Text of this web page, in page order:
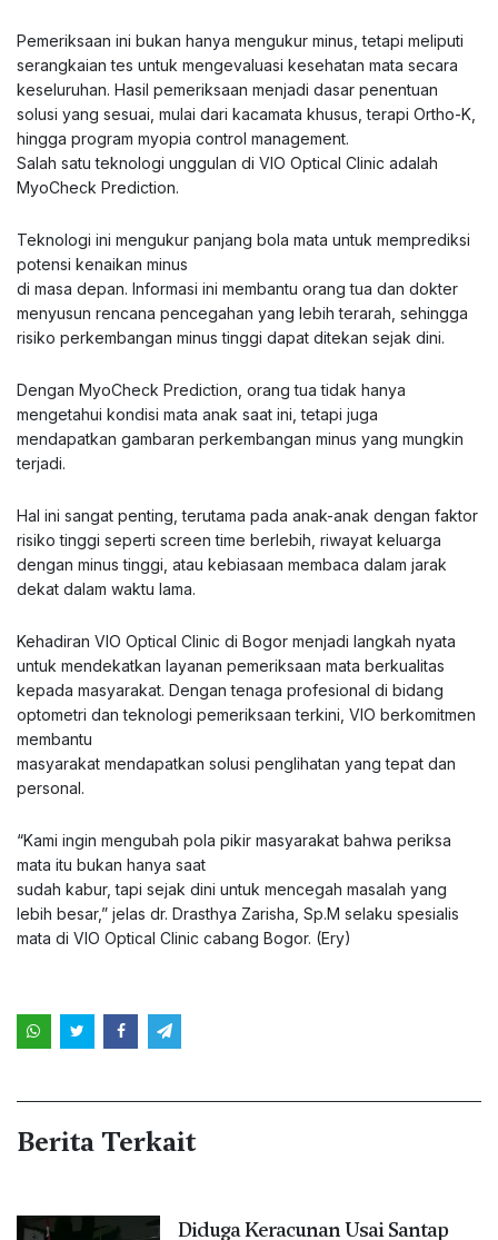
Pemeriksaan ini bukan hanya mengukur minus, tetapi meliputi
serangkaian tes untuk mengevaluasi kesehatan mata secara
keseluruhan. Hasil pemeriksaan menjadi dasar penentuan
solusi yang sesuai, mulai dari kacamata khusus, terapi Ortho-K,
hingga program myopia control management.
Salah satu teknologi unggulan di VIO Optical Clinic adalah
MyoCheck Prediction.
Teknologi ini mengukur panjang bola mata untuk memprediksi
potensi kenaikan minus
di masa depan. Informasi ini membantu orang tua dan dokter
menyusun rencana pencegahan yang lebih terarah, sehingga
risiko perkembangan minus tinggi dapat ditekan sejak dini.
Dengan MyoCheck Prediction, orang tua tidak hanya
mengetahui kondisi mata anak saat ini, tetapi juga
mendapatkan gambaran perkembangan minus yang mungkin
terjadi.
Hal ini sangat penting, terutama pada anak-anak dengan faktor
risiko tinggi seperti screen time berlebih, riwayat keluarga
dengan minus tinggi, atau kebiasaan membaca dalam jarak
dekat dalam waktu lama.
Kehadiran VIO Optical Clinic di Bogor menjadi langkah nyata
untuk mendekatkan layanan pemeriksaan mata berkualitas
kepada masyarakat. Dengan tenaga profesional di bidang
optometri dan teknologi pemeriksaan terkini, VIO berkomitmen
membantu
masyarakat mendapatkan solusi penglihatan yang tepat dan
personal.
“Kami ingin mengubah pola pikir masyarakat bahwa periksa
mata itu bukan hanya saat
sudah kabur, tapi sejak dini untuk mencegah masalah yang
lebih besar,” jelas dr. Drasthya Zarisha, Sp.M selaku spesialis
mata di VIO Optical Clinic cabang Bogor. (Ery)
Berita Terkait
Diduga Keracunan Usai Santap